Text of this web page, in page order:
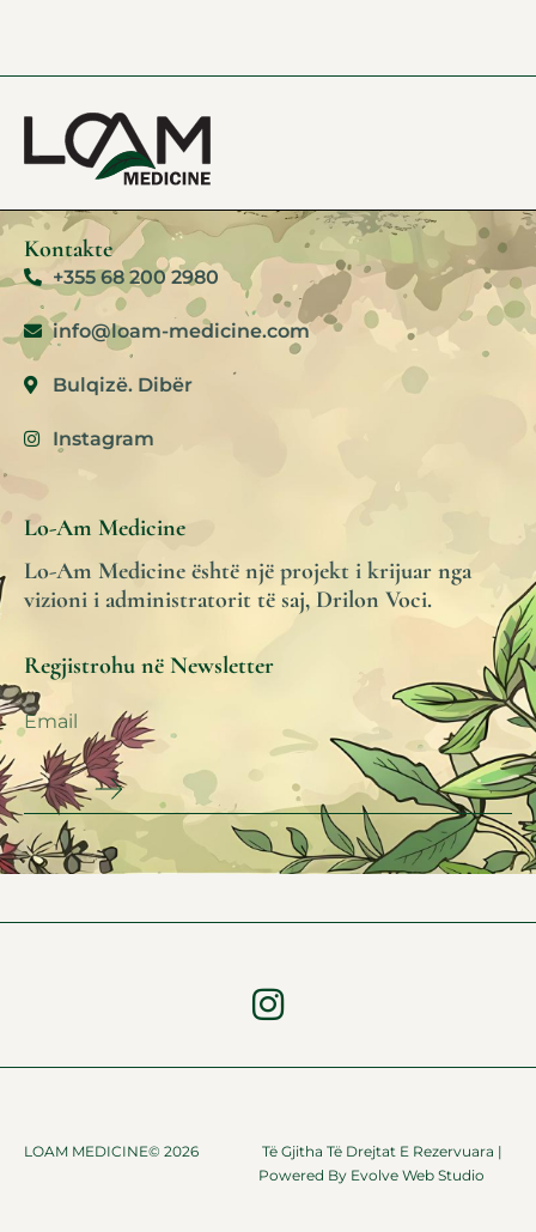
Kontakte
+355 68 200 2980
info@loam-medicine.com
Bulqizë. Dibër
Instagram
Lo-Am Medicine
Lo-Am Medicine është një projekt i krijuar nga
vizioni i administratorit të saj, Drilon Voci.
Regjistrohu në Newsletter
LOAM MEDICINE© 2026
Të Gjitha Të Drejtat E Rezervuara |
Powered By Evolve Web Studio